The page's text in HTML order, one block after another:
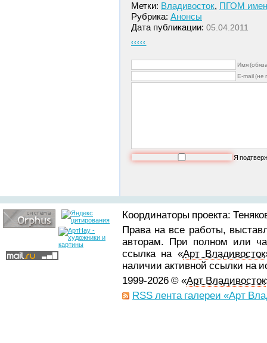
Метки: Владивосток, ПГОМ
Рубрика: Анонсы
Дата публикации: 05.04.2011
‹‹‹‹‹
Имя
E-mail (не
Я
Координаторы проекта:
Права на все работы,
авторам. При полном или
ссылка на «Арт Владивосток
наличии активной ссылки на
1999-2026 © «Арт Владивосток
RSS лента галереи «Арт